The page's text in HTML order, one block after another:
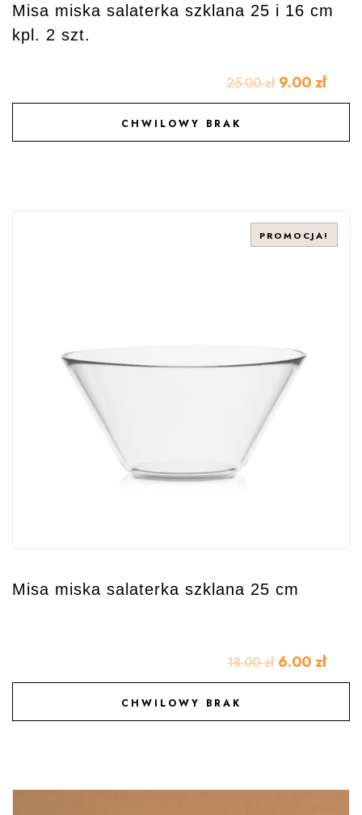
Misa miska salaterka szklana 25 i 16 cm
kpl. 2 szt.
25.00zł 9.00 zł
CHWILOWY BRAK
DODAJ DO ULUBIONYCH
PROMOCJA!
Misa miska salaterka szklana 25 cm
18.00zł 6.00 zł
CHWILOWY BRAK
DODAJ DO ULUBIONYCH